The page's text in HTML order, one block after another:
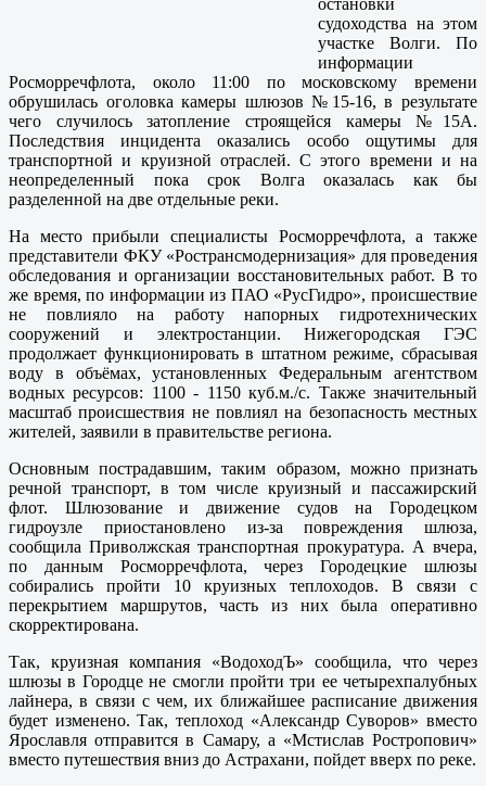
остановки
судоходства на этом
участке Волги. По
информации
Росморречфлота, около 11:00 по московскому времени
обрушилась оголовка камеры шлюзов №15-16, в результате
чего случилось затопление строящейся камеры №15А.
Последствия инцидента оказались особо ощутимы для
транспортной и круизной отраслей. С этого времени и на
неопределенный пока срок Волга оказалась как бы
разделенной на две отдельные реки.
На место прибыли специалисты Росморречфлота, а также
представители ФКУ «Ространсмодернизация» для проведения
обследования и организации восстановительных работ. В то
же время, по информации из ПАО «РусГидро», происшествие
не повлияло на работу напорных гидротехнических
сооружений и электростанции. Нижегородская ГЭС
продолжает функционировать в штатном режиме, сбрасывая
воду в объёмах, установленных Федеральным агентством
водных ресурсов: 1100 - 1150 куб.м./с. Также значительный
масштаб происшествия не повлиял на безопасность местных
жителей, заявили в правительстве региона.
Основным пострадавшим, таким образом, можно признать
речной транспорт, в том числе круизный и пассажирский
флот. Шлюзование и движение судов на Городецком
гидроузле приостановлено из-за повреждения шлюза,
сообщила Приволжская транспортная прокуратура. А вчера,
по данным Росморречфлота, через Городецкие шлюзы
собирались пройти 10 круизных теплоходов. В связи с
перекрытием маршрутов, часть из них была оперативно
скорректирована.
Так, круизная компания «ВодоходЪ» сообщила, что через
шлюзы в Городце не смогли пройти три ее четырехпалубных
лайнера, в связи с чем, их ближайшее расписание движения
будет изменено. Так, теплоход «Александр Суворов» вместо
Ярославля отправится в Самару, а «Мстислав Ростропович»
вместо путешествия вниз до Астрахани, пойдет вверх по реке.